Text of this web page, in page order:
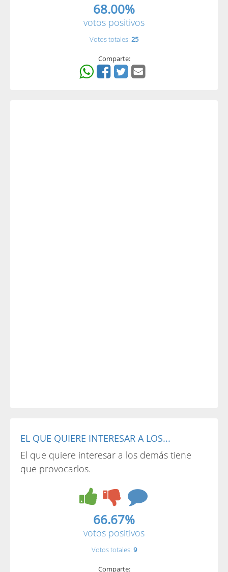
68.00%
votos positivos
Votos totales: 25
Comparte:
EL QUE QUIERE INTERESAR A LOS...
El que quiere interesar a los demás tiene
que provocarlos.
66.67%
votos positivos
Votos totales: 9
Comparte: